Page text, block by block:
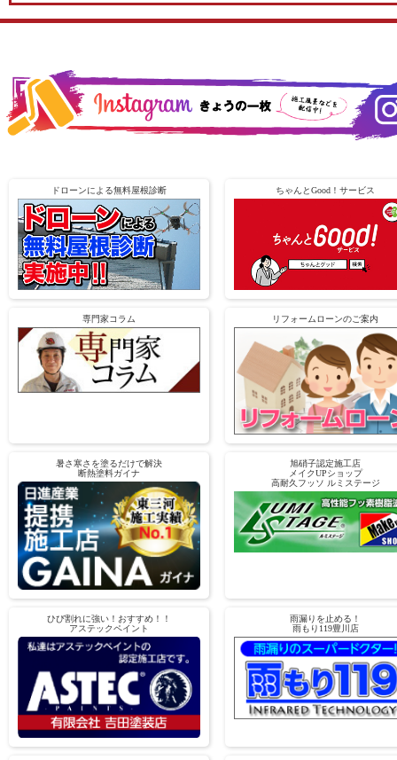
ドローンによる無料屋根診断 ちゃんとGood！サービス
専門家コラム リフォームローンのご案内
暑さ寒さを塗るだけで解決
断熱塗料ガイナ
旭硝子認定施工店
メイクUPショップ
高耐久フッソ ルミステージ
ひび割れに強い！おすすめ！！
アステックペイント
雨漏りを止める！
雨もり119豊川店